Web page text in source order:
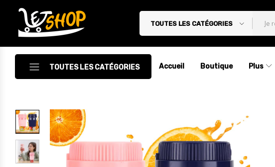
Letshop.dz
TOUTES LES CATÉGORIES
TOUTES LES CATÉGORIES
Accessoires
Accessoires Auto/Moto
Accessoires PC
Camping & Randonnée
Accueil Boutique Plus